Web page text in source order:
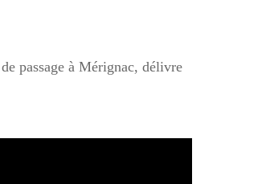
passage à Mérignac, délivre